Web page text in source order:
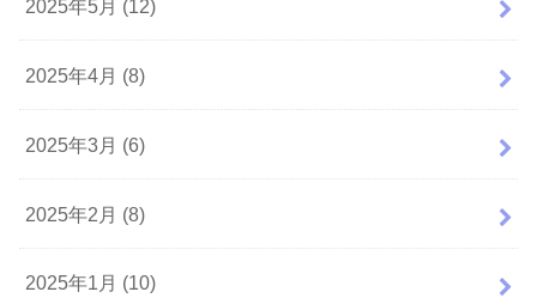
2025年5月 (12)
2025年4月 (8)
2025年3月 (6)
2025年2月 (8)
2025年1月 (10)